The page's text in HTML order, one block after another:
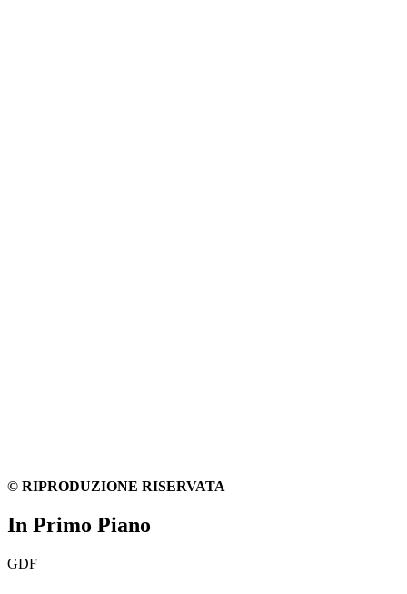
© RIPRODUZIONE RISERVATA
In Primo Piano
GDF